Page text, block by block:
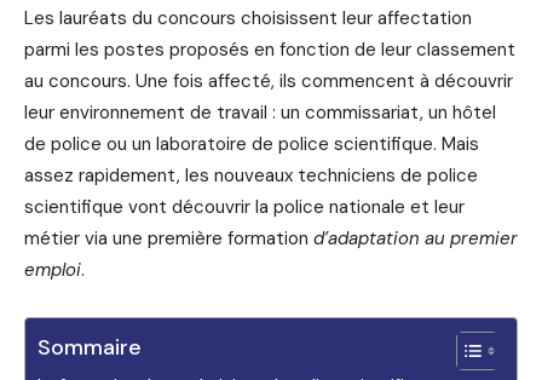
Les lauréats du concours choisissent leur affectation
parmi les postes proposés en fonction de leur classement
au concours. Une fois affecté, ils commencent à découvrir
leur environnement de travail : un commissariat, un hôtel
de police ou un laboratoire de police scientifique. Mais
assez rapidement, les nouveaux techniciens de police
scientifique vont découvrir la police nationale et leur
métier via une première formation d’adaptation au premier
emploi.
Sommaire